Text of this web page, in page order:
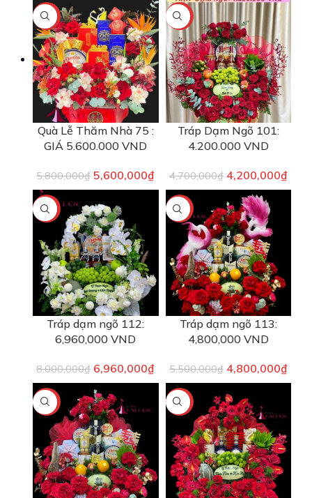
-3%
Quà Lễ Thăm Nhà 75 :
GIÁ 5.600.000 VND
5,800,000₫ 5,600,000₫
-11%
Tráp Dạm Ngõ 101:
4.200.000 VND
4,700,000₫ 4,200,000₫
-13%
Tráp dạm ngõ 112:
6,960,000 VND
8,000,000₫ 6,960,000₫
-13%
Tráp dạm ngõ 113:
4,800,000 VND
5,500,000₫ 4,800,000₫
-10% -16%